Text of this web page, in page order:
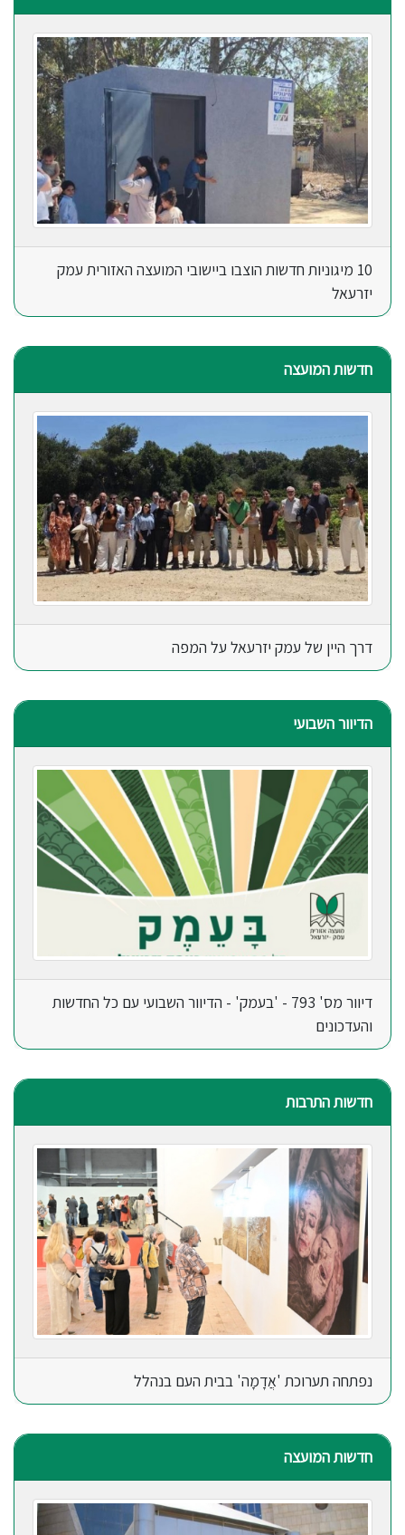
10 מיגוניות חדשות הוצבו ביישובי המועצה האזורית עמק
יזרעאל
חדשות המועצה
דרך היין של עמק יזרעאל על המפה
הדיוור השבועי
דיוור מס' 793 - 'בעמק' - הדיוור השבועי עם כל החדשות
והעדכונים
חדשות התרבות
נפתחה תערוכת 'אֲדָמָה' בבית העם בנהלל
חדשות המועצה